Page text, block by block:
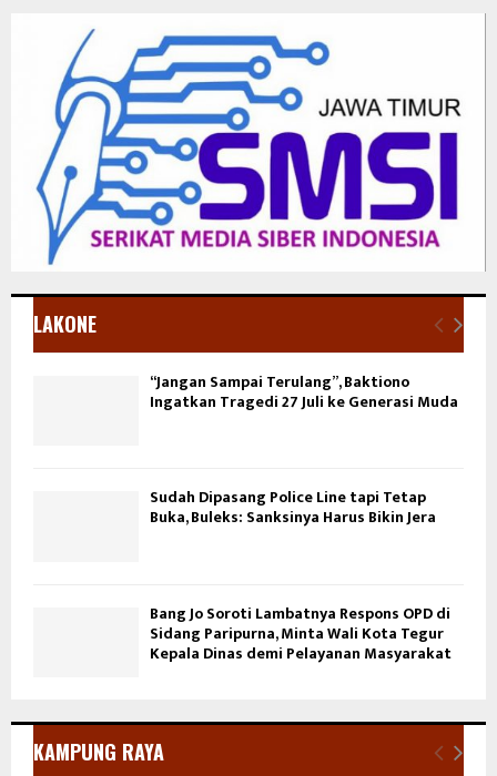
LAKONE
“Jangan Sampai Terulang”, Baktiono
Ingatkan Tragedi 27 Juli ke Generasi Muda
Sudah Dipasang Police Line tapi Tetap
Buka, Buleks: Sanksinya Harus Bikin Jera
Bang Jo Soroti Lambatnya Respons OPD di
Sidang Paripurna, Minta Wali Kota Tegur
Kepala Dinas demi Pelayanan Masyarakat
KAMPUNG RAYA